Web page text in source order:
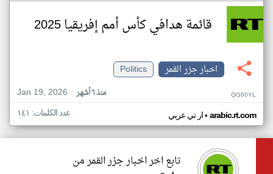
قائمة هدافي كأس أمم إفريقيا 2025
اخبار جزر القمر
Politics
Jan 19, 2026
منذ ٦ أشهر QG60YL
ار تي عربي• arabic.rt.com عدد الكلمات: ١٤١
تابع اخر اخبار جزر القمر من